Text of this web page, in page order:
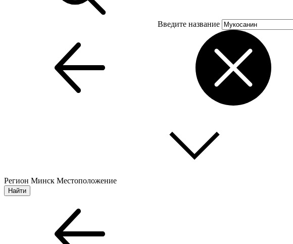
Введите название
Регион Минск Местоположение